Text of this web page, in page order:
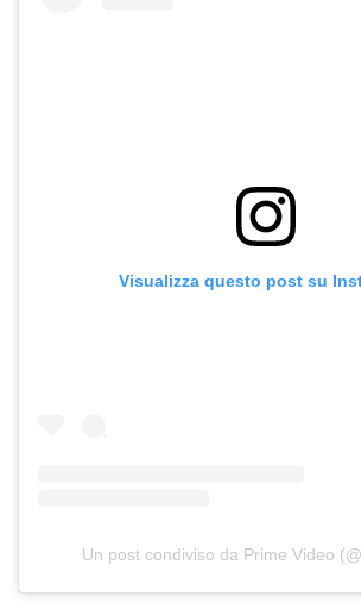
Visualizza questo post su
Un post condiviso da Prime Video